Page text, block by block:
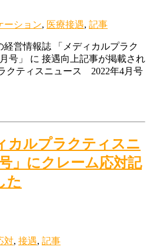
ーション, 医療接遇, 記事
営情報誌 「メディカルプラク
号」 に 接遇向上記事が掲載され
クティスニュース 2022年4月号
カルプラクティスニ
」にクレーム応対記
た
対, 接遇, 記事